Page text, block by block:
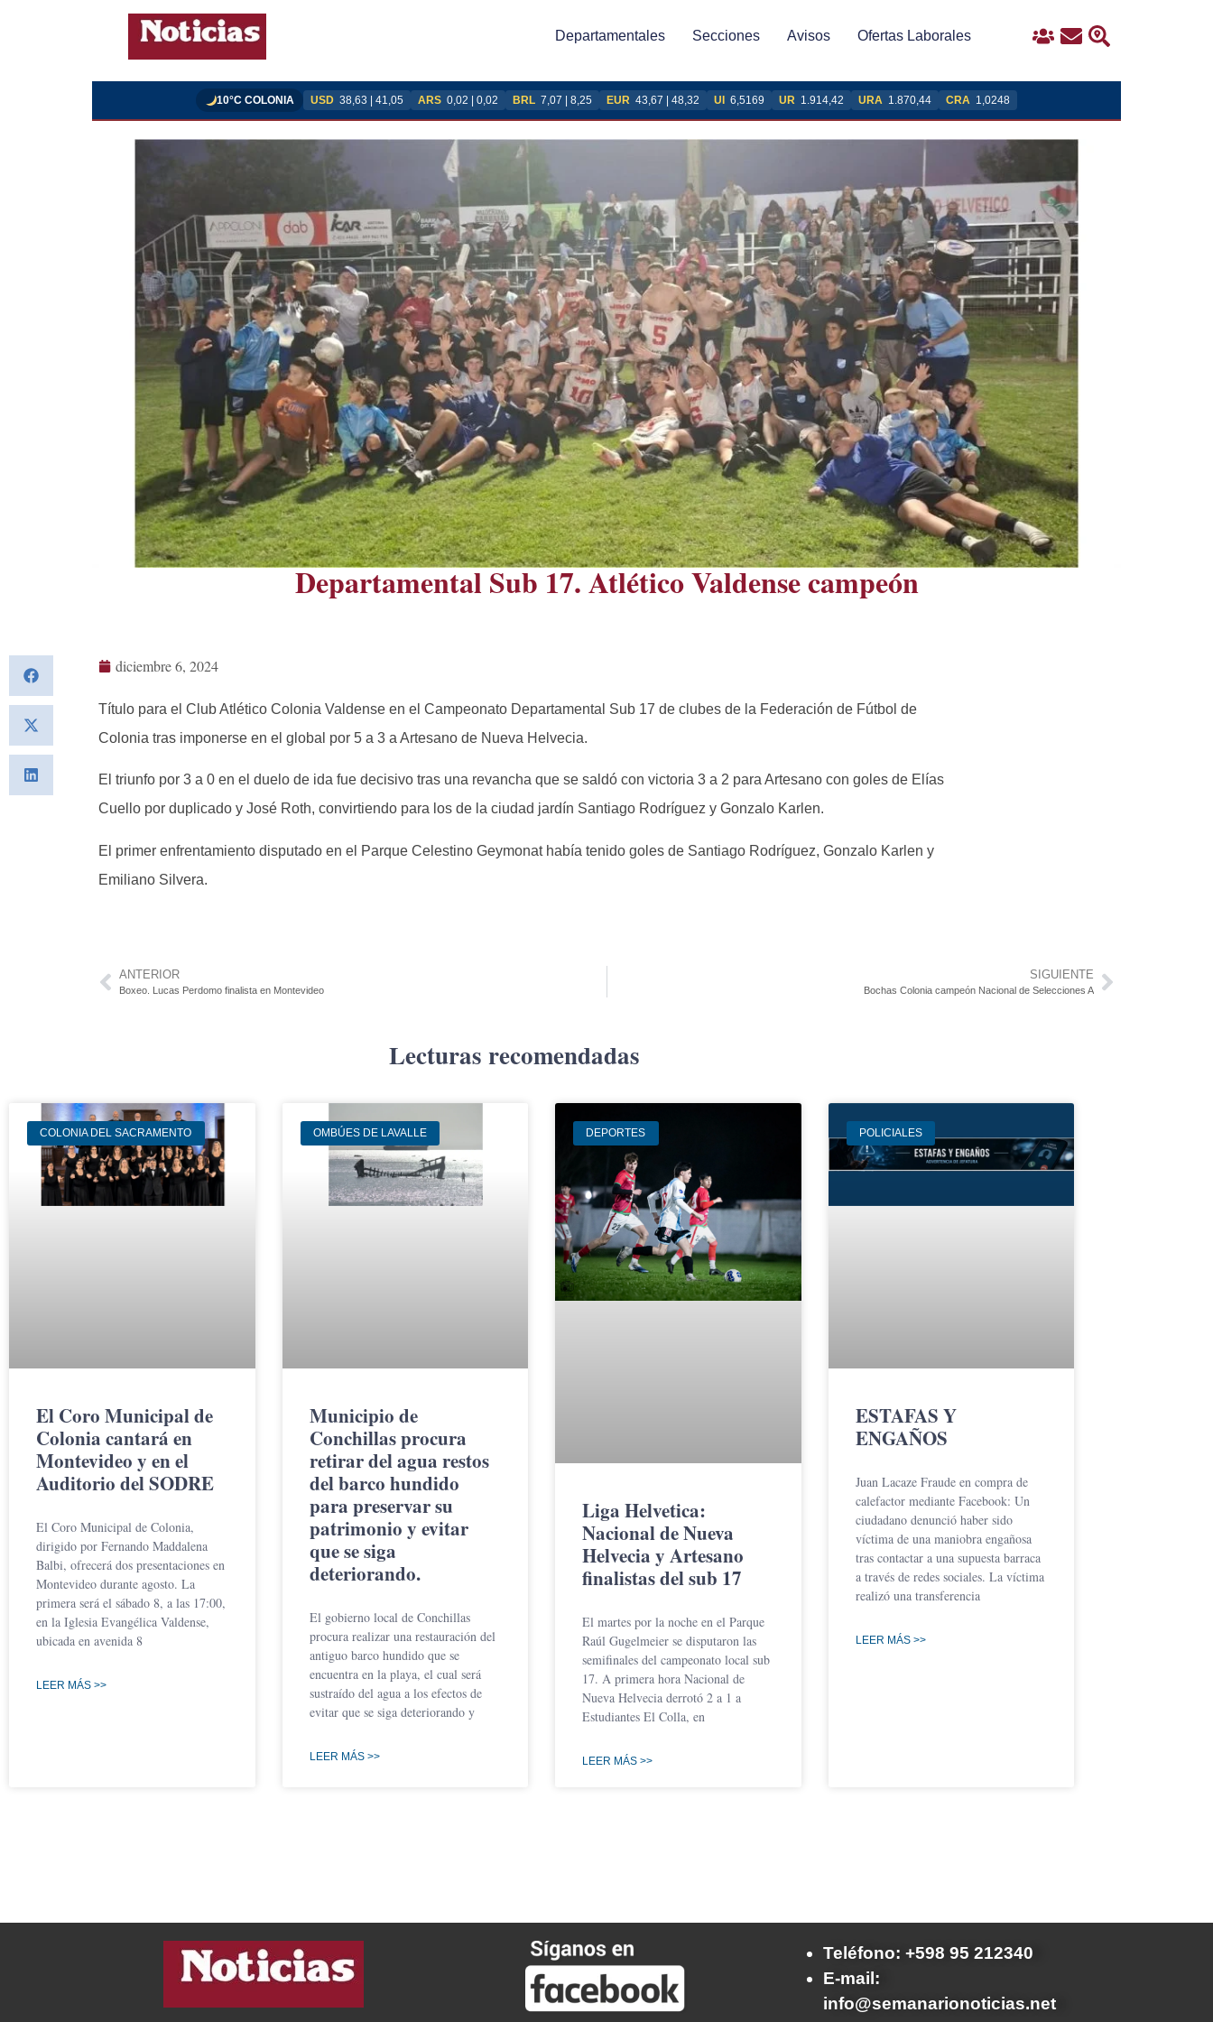
Departamentales Secciones Avisos Ofertas Laborales IngresoContacto
Buscar
10°C COLONIA USD 38,63 | 41,05 ARS 0,02 | 0,02 BRL 7,07 | 8,25 EUR 43,67 | 48,32 UI 6,5169 UR 1.914,42 URA 1.870,44 CRA 1,0248
Departamental Sub 17. Atlético Valdense campeón
diciembre 6, 2024
Título para el Club Atlético Colonia Valdense en el Campeonato Departamental Sub 17 de clubes de la Federación de Fútbol de
Colonia tras imponerse en el global por 5 a 3 a Artesano de Nueva Helvecia.
El triunfo por 3 a 0 en el duelo de ida fue decisivo tras una revancha que se saldó con victoria 3 a 2 para Artesano con goles de Elías
Cuello por duplicado y José Roth, convirtiendo para los de la ciudad jardín Santiago Rodríguez y Gonzalo Karlen.
El primer enfrentamiento disputado en el Parque Celestino Geymonat había tenido goles de Santiago Rodríguez, Gonzalo Karlen y
Emiliano Silvera.
ANTERIOR
Boxeo. Lucas Perdomo finalista en Montevideo
SIGUIENTE
Bochas Colonia campeón Nacional de Selecciones A
Lecturas recomendadas
COLONIA DEL SACRAMENTO
El Coro Municipal de
Colonia cantará en
Montevideo y en el
Auditorio del SODRE
El Coro Municipal de Colonia,
dirigido por Fernando Maddalena
Balbi, ofrecerá dos presentaciones en
Montevideo durante agosto. La
primera será el sábado 8, a las 17:00,
en la Iglesia Evangélica Valdense,
ubicada en avenida 8
LEER MÁS >>
OMBÚES DE LAVALLE
Municipio de
Conchillas procura
retirar del agua restos
del barco hundido
para preservar su
patrimonio y evitar
que se siga
deteriorando.
El gobierno local de Conchillas
procura realizar una restauración del
antiguo barco hundido que se
encuentra en la playa, el cual será
sustraído del agua a los efectos de
evitar que se siga deteriorando y
LEER MÁS >>
DEPORTES
Liga Helvetica:
Nacional de Nueva
Helvecia y Artesano
finalistas del sub 17
El martes por la noche en el Parque
Raúl Gugelmeier se disputaron las
semifinales del campeonato local sub
17. A primera hora Nacional de
Nueva Helvecia derrotó 2 a 1 a
Estudiantes El Colla, en
LEER MÁS >>
POLICIALES
ESTAFAS Y
ENGAÑOS
Juan Lacaze Fraude en compra de
calefactor mediante Facebook: Un
ciudadano denunció haber sido
víctima de una maniobra engañosa
tras contactar a una supuesta barraca
a través de redes sociales. La víctima
realizó una transferencia
LEER MÁS >>
Teléfono: +598 95 212340
E-mail:
info@semanarionoticias.net